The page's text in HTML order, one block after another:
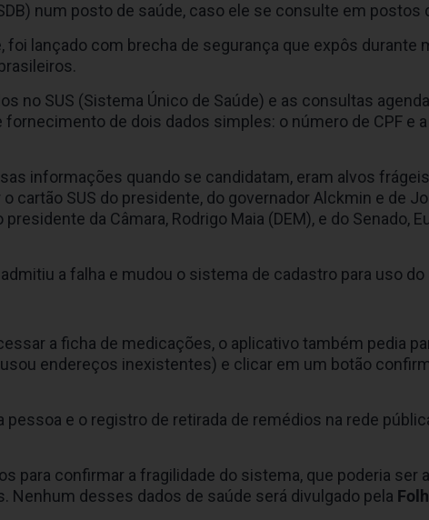
num posto de saúde, caso ele se consulte em postos
foi lançado com brecha de segurança que expôs durante
no SUS (Sistema Único de Saúde) e as consultas
de dois dados simples: o número de CPF e a
informações quando se candidatam, eram alvos
SUS do presidente, do governador Alckmin e de
da Câmara, Rodrigo Maia (DEM), e do Senado,
a falha e mudou o sistema de cadastro para uso do
a ficha de medicações, o aplicativo também pedia
endereços inexistentes) e clicar em um botão
pessoa e o registro de retirada de remédios na rede
para confirmar a fragilidade do sistema, que poderia ser
Nenhum desses dados de saúde será divulgado pela